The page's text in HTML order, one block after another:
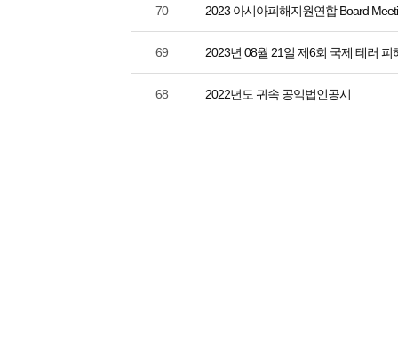
70 2023 아시아피해지원연합 Board
69 2023년 08월 21일 제6회 국제 테러
68 2022년도 귀속 공익법인공시